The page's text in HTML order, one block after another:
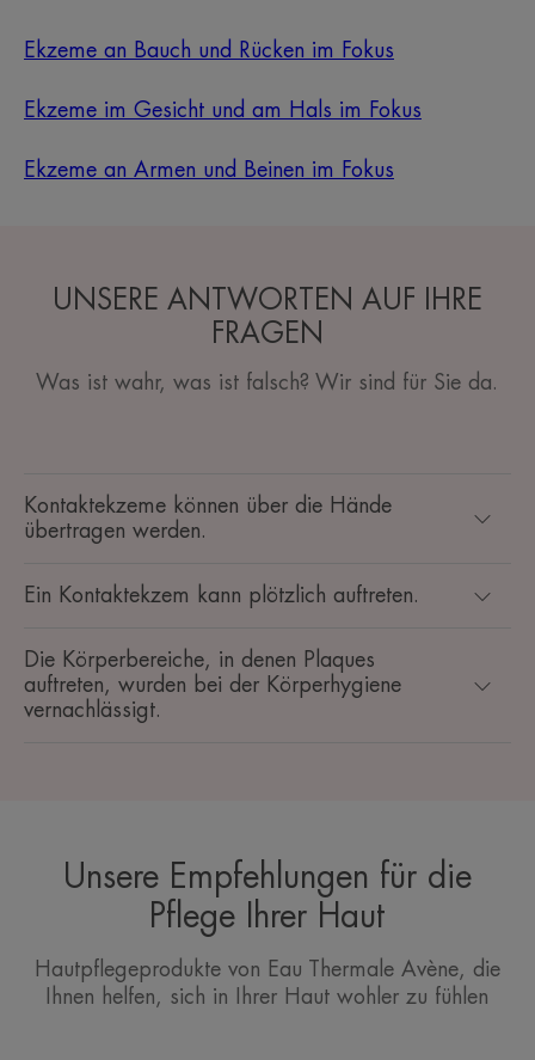
Ekzeme an Bauch und Rücken im Fokus
Ekzeme im Gesicht und am Hals im Fokus
Ekzeme an Armen und Beinen im Fokus
UNSERE ANTWORTEN AUF IHRE
FRAGEN
Was ist wahr, was ist falsch? Wir sind für Sie da.
Kontaktekzeme können über die Hände
übertragen werden.
Ein Kontaktekzem kann plötzlich auftreten.
Die Körperbereiche, in denen Plaques
auftreten, wurden bei der Körperhygiene
vernachlässigt.
Unsere Empfehlungen für die
Pflege Ihrer Haut
Hautpflegeprodukte von Eau Thermale Avène, die
Ihnen helfen, sich in Ihrer Haut wohler zu fühlen